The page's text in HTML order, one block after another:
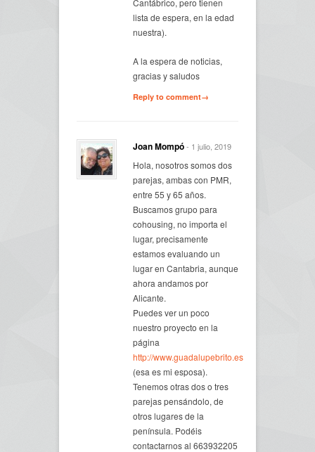
lista de espera, en la edad
nuestra).
A la espera de noticias,
gracias y saludos
Reply to comment→
Joan Mompó- 1 julio, 2019
Hola, nosotros somos dos
parejas, ambas con PMR,
entre 55 y 65 años.
Buscamos grupo para
cohousing, no importa el
lugar, precisamente
estamos evaluando un
lugar en Cantabria, aunque
ahora andamos por
Alicante.
Puedes ver un poco
nuestro proyecto en la
página
http://www.guadalupebrito.es
(esa es mi esposa).
Tenemos otras dos o tres
parejas pensándolo, de
otros lugares de la
península. Podéis
contactarnos al 663932205